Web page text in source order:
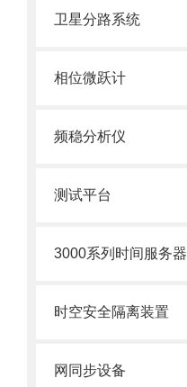
卫星分路系统
相位微跃计
频稳分析仪
测试平台
3000系列时间服务器
时空安全隔离装置
网同步设备